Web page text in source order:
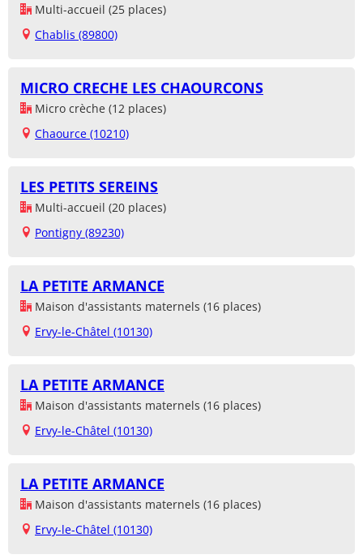
Multi-accueil (25 places)
Chablis (89800)
MICRO CRECHE LES CHAOURCONS
Micro crèche (12 places)
Chaource (10210)
LES PETITS SEREINS
Multi-accueil (20 places)
Pontigny (89230)
LA PETITE ARMANCE
Maison d'assistants maternels (16 places)
Ervy-le-Châtel (10130)
LA PETITE ARMANCE
Maison d'assistants maternels (16 places)
Ervy-le-Châtel (10130)
LA PETITE ARMANCE
Maison d'assistants maternels (16 places)
Ervy-le-Châtel (10130)